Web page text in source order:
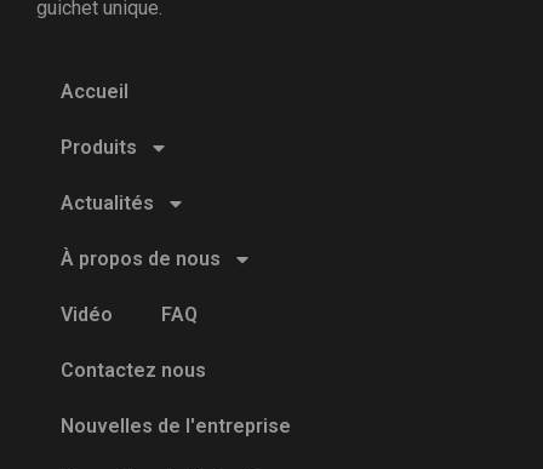
guichet unique.
Accueil
Produits
Actualités
À propos de nous
Vidéo FAQ
Contactez nous
Nouvelles de l'entreprise